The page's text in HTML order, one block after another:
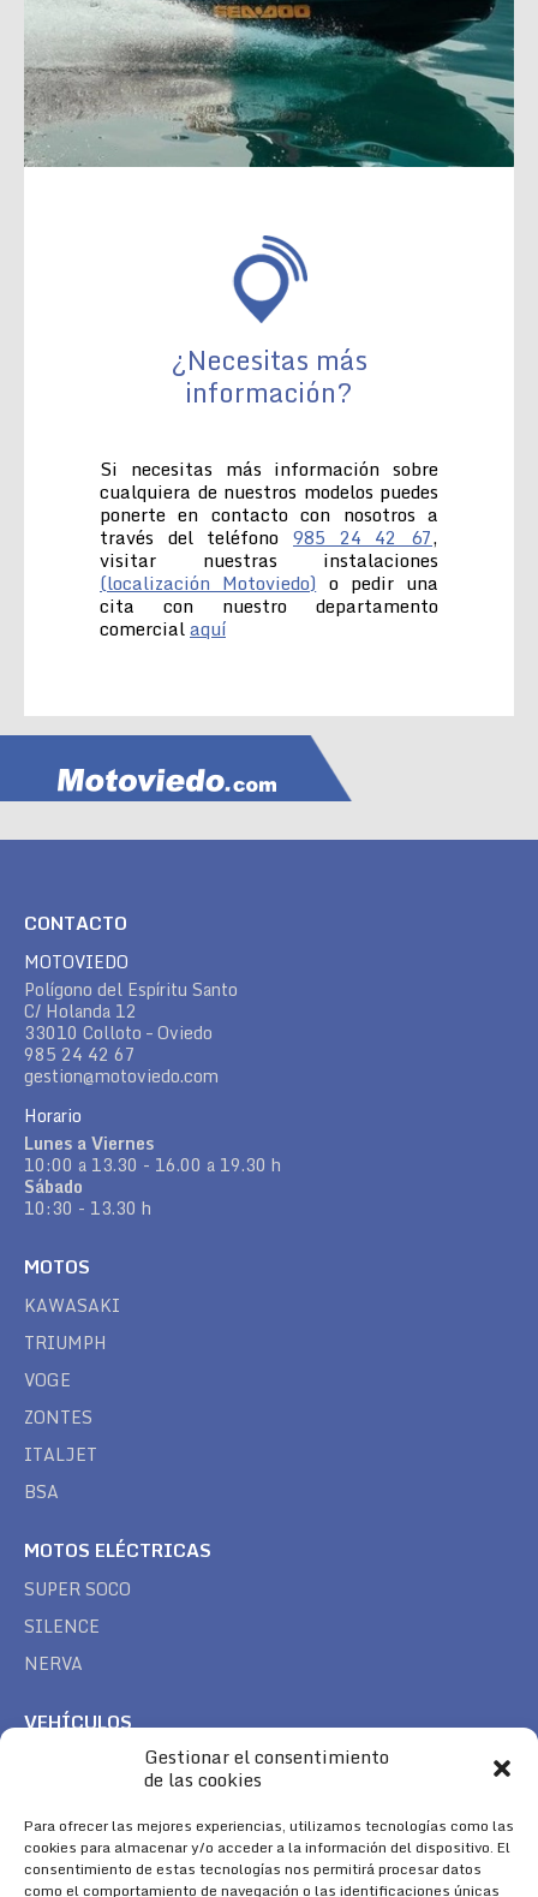
Gestionar el consentimiento
de las cookies
Para ofrecer las mejores experiencias, utilizamos tecnologías como las
cookies para almacenar y/o acceder a la información del dispositivo. El
consentimiento de estas tecnologías nos permitirá procesar datos
como el comportamiento de navegación o las identificaciones únicas
¿Necesitas más
información?
Si necesitas más información sobre
cualquiera de nuestros modelos puedes
ponerte en contacto con nosotros a
través del teléfono 985 24 42 67,
visitar nuestras instalaciones
(localización Motoviedo) o pedir una
cita con nuestro departamento
comercialaquí
CONTACTO
MOTOVIEDO
Polígono del Espíritu Santo
C/ Holanda 12
33010 Colloto – Oviedo
985 24 42 67
gestion@motoviedo.com
Horario
Lunes a Viernes
10:00 a 13.30 - 16.00 a 19.30 h
Sábado
10:30 - 13.30 h
MOTOS
KAWASAKI
TRIUMPH
VOGE
ZONTES
ITALJET
BSA
MOTOS ELÉCTRICAS
SUPER SOCO
SILENCE
NERVA
VEHÍCULOS
TREK
SÍGUENOS